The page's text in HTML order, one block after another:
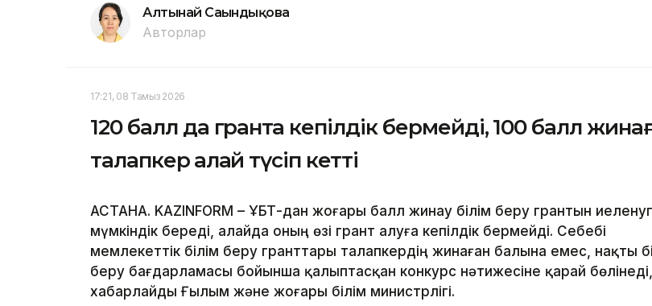
Алтынай Сағындықова
Авторлар
17:21, 08 Тамыз 2026
120 балл да грантқа кепілдік бермейді, 100 балл
талапкер қалай түсіп кетті
АСТАНА. KAZINFORM – ҰБТ-дан жоғары балл жинау білім беру грантын
мүмкіндік береді, алайда оның өзі грант алуға кепілдік бермейді. Себебі
мемлекеттік білім беру гранттары талапкердің жинаған балына емес, нақты
беру бағдарламасы бойынша қалыптасқан конкурс нәтижесіне қарай
хабарлайды Ғылым және жоғары білім министрлігі.